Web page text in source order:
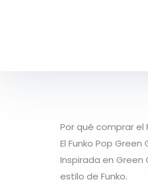
Por qué comprar el
El Funko Pop
Inspirada en
estilo de Funko.